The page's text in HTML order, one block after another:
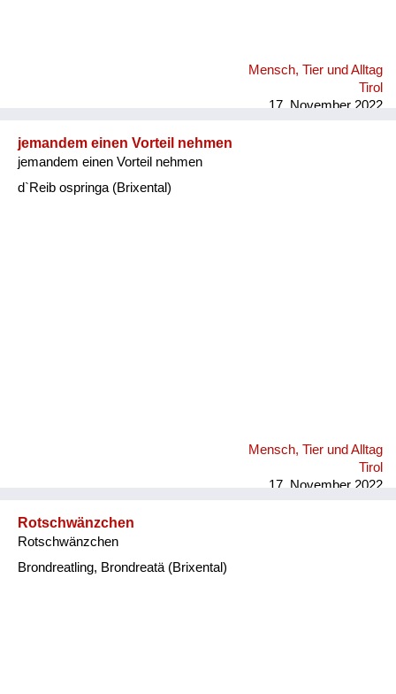
Mensch, Tier und Alltag
Tirol
17. November 2022
jemandem einen Vorteil nehmen
jemandem einen Vorteil nehmen
d`Reib ospringa (Brixental)
Mensch, Tier und Alltag
Tirol
17. November 2022
Rotschwänzchen
Rotschwänzchen
Brondreatling, Brondreatä (Brixental)